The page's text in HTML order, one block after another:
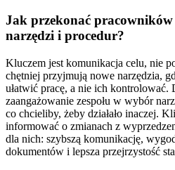
Jak przekonać
narzędzi i procedur?
Kluczem jest komunikacja celu, nie
chętniej przyjmują nowe narzędzia,
ułatwić pracę, a nie ich kontrolować.
zaangażowanie zespołu w wybór
co chcieliby, żeby działało inaczej.
informować o zmianach z
dla nich: szybszą komunikację,
dokumentów i lepsza przejrzystość